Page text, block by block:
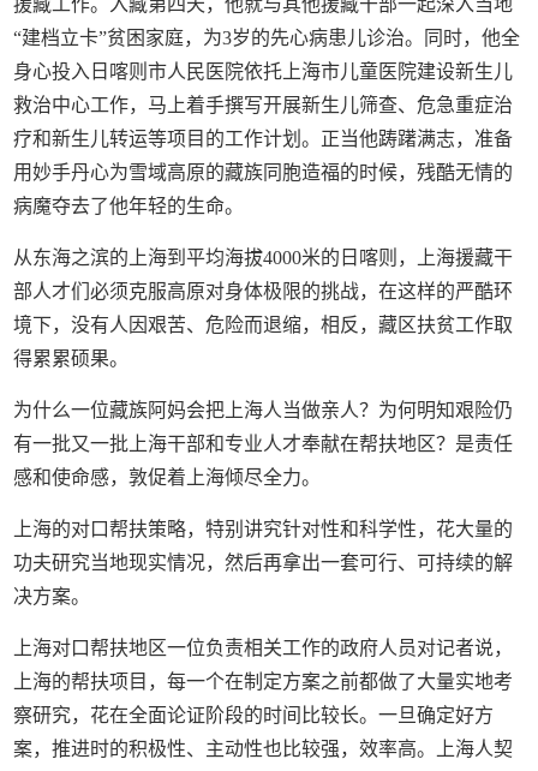
援藏工作。入藏第四天，他就与其他援藏干部一起深入当地
“建档立卡”贫困家庭，为3岁的先心病患儿诊治。同时，他全
身心投入日喀则市人民医院依托上海市儿童医院建设新生儿
救治中心工作，马上着手撰写开展新生儿筛查、危急重症治
疗和新生儿转运等项目的工作计划。正当他踌躇满志，准备
用妙手丹心为雪域高原的藏族同胞造福的时候，残酷无情的
病魔夺去了他年轻的生命。
从东海之滨的上海到平均海拔4000米的日喀则，上海援藏干
部人才们必须克服高原对身体极限的挑战，在这样的严酷环
境下，没有人因艰苦、危险而退缩，相反，藏区扶贫工作取
得累累硕果。
为什么一位藏族阿妈会把上海人当做亲人？为何明知艰险仍
有一批又一批上海干部和专业人才奉献在帮扶地区？是责任
感和使命感，敦促着上海倾尽全力。
上海的对口帮扶策略，特别讲究针对性和科学性，花大量的
功夫研究当地现实情况，然后再拿出一套可行、可持续的解
决方案。
上海对口帮扶地区一位负责相关工作的政府人员对记者说，
上海的帮扶项目，每一个在制定方案之前都做了大量实地考
察研究，花在全面论证阶段的时间比较长。一旦确定好方
案，推进时的积极性、主动性也比较强，效率高。上海人契